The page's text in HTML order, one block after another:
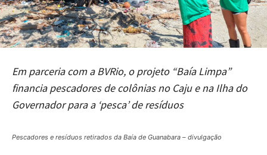
Em parceria com a BVRio, o projeto “Baía Limpa”
financia pescadores de colônias no Caju e na Ilha do
Governador para a ‘pesca’ de resíduos
Pescadores e resíduos retirados da Baía de Guanabara – divulgação